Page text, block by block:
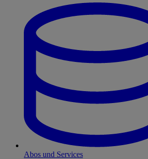
Abos und Services